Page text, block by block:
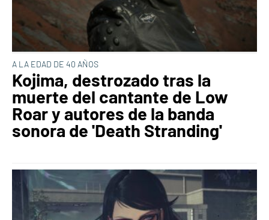
A LA EDAD DE 40 AÑOS
Kojima, destrozado tras la
muerte del cantante de Low
Roar y autores de la banda
sonora de 'Death Stranding'